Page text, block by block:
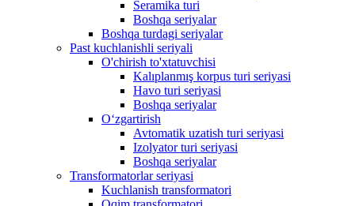
Seramika turi
Boshqa seriyalar
Boshqa turdagi seriyalar
Past kuchlanishli seriyali
O'chirish to'xtatuvchisi
Kalıplanmış korpus turi seriyasi
Havo turi seriyasi
Boshqa seriyalar
Oʻzgartirish
Avtomatik uzatish turi seriyasi
Izolyator turi seriyasi
Boshqa seriyalar
Transformatorlar seriyasi
Kuchlanish transformatori